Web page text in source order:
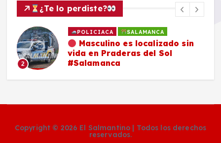
¿Te lo perdiste?
2
POLICIACA SALAMANCA
Masculino es localizado sin
vida en Praderas del Sol
#Salamanca
Copyright © 2026 El Salmantino | Todos los derechos
reservados.